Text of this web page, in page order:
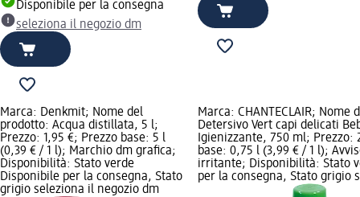
Disponibile per la consegna
seleziona il negozio dm
Marca: Denkmit; Nome del
prodotto: Acqua distillata, 5 l;
Prezzo: 1,95 €; Prezzo base: 5 l
(0,39 € / 1 l); Marchio dm grafica;
Disponibilità: Stato verde
Disponibile per la consegna, Stato
grigio seleziona il negozio dm
Marca: CHANTECLAIR; Nome
Detersivo Vert capi delicati
Igienizzante, 750 ml; Prezzo:
base: 0,75 l (3,99 € / 1 l);
irritante; Disponibilità: Stato
per la consegna, Stato grigio